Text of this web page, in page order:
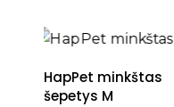
HapPet minkštas
šepetys M